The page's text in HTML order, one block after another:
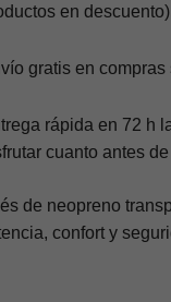
en
gratis en compras
rápida en 72 h
cuanto antes
de neopreno
confort y